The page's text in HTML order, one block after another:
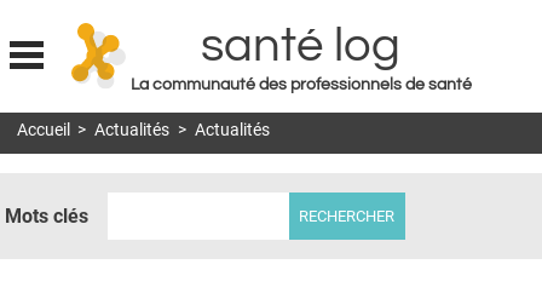
Jump to navigation
santé log
La communauté des professionnels de santé
MON COMPTE
Accueil > Actualités > Actualités
Mots clés